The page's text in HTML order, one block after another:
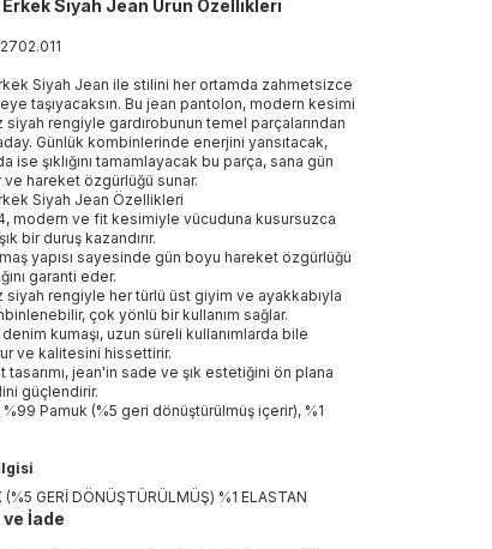
Siyah Jean Ürün Özellikleri
.011
Siyah Jean ile stilini her ortamda zahmetsizce
taşıyacaksın. Bu jean pantolon, modern kesimi
siyah rengiyle gardırobunun temel parçalarından
Günlük kombinlerinde enerjini yansıtacak,
ise şıklığını tamamlayacak bu parça, sana gün
hareket özgürlüğü sunar.
Siyah Jean Özellikleri
modern ve fit kesimiyle vücuduna kusursuzca
bir duruş kazandırır.
yapısı sayesinde gün boyu hareket özgürlüğü
garanti eder.
siyah rengiyle her türlü üst giyim ve ayakkabıyla
çok yönlü bir kullanım sağlar.
denim kumaşı, uzun süreli kullanımlarda bile
ve kalitesini hissettirir.
tasarımı, jean'in sade ve şık estetiğini ön plana
güçlendirir.
Pamuk (%5 geri dönüştürülmüş içerir), %1
GERİ DÖNÜŞTÜRÜLMÜŞ) %1 ELASTAN
İade